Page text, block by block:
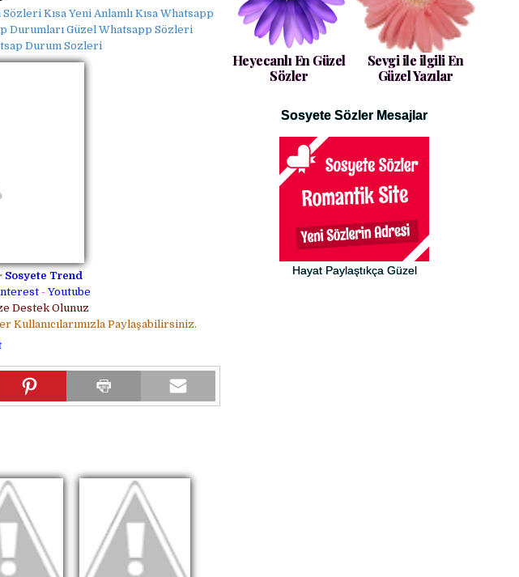
Kısa Yeni Anlamlı Kısa Whatsapp
Durumları Güzel Whatsapp Sözleri
Durum Sozleri
Sosyete Trend
- Youtube
Destek Olunuz
Kullanıcılarımızla Paylaşabilirsiniz.
Heyecanlı En Güzel
Sözler
Sevgi ile ilgili En
Güzel Yazılar
Sosyete Sözler Mesajlar
Hayat Paylaştıkça Güzel